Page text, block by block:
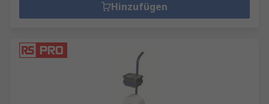
Hinzufügen